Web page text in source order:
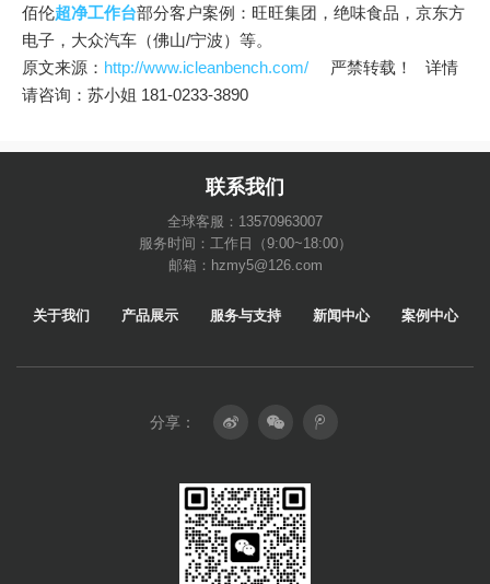
佰伦超净工作台部分客户案例：旺旺集团，绝味食品，京东方
电子，大众汽车（佛山/宁波）等。
原文来源： http://www.icleanbench.com/ 严禁转载！ 详情
请咨询：苏小姐 181-0233-3890
联系我们
全球客服：13570963007
服务时间：工作日（9:00~18:00）
邮箱：hzmy5@126.com
关于我们 产品展示 服务与支持 新闻中心 案例中心
分享：